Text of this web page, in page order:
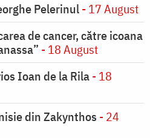
Pelerinul- 17 August
de cancer, către icoana
- 18 August
Ioan de la Rila- 18
din Zakynthos - 24